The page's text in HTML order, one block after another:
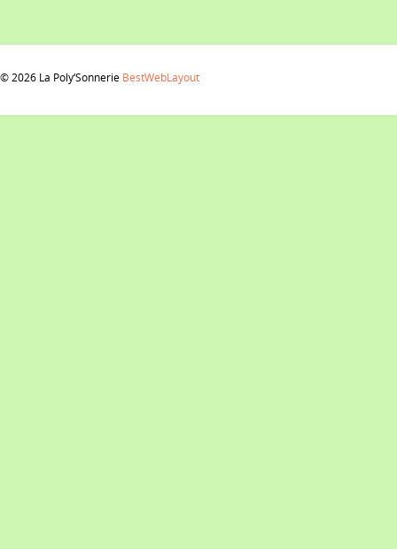
© 2026 La Poly‘Sonnerie BestWebLayout